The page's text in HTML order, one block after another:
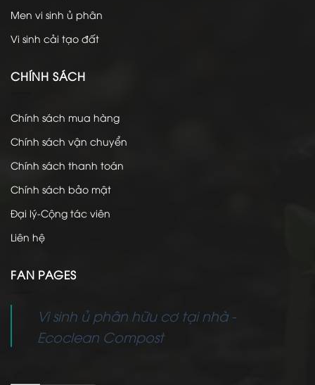
Men vi sinh ủ phân
Vi sinh cải tạo đất
CHÍNH SÁCH
Chính sách mua hàng
Chính sách vận chuyển
Chính sách thanh toán
Chính sách bảo mật
Đại lý-Cộng tác viên
Liên hệ
FAN PAGES
Vi sinh ủ phân hữu cơ tại nhà -
Ecoclean Compost